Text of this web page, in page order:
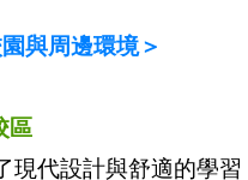
與周邊環境＞
區
現代設計與舒適的學習